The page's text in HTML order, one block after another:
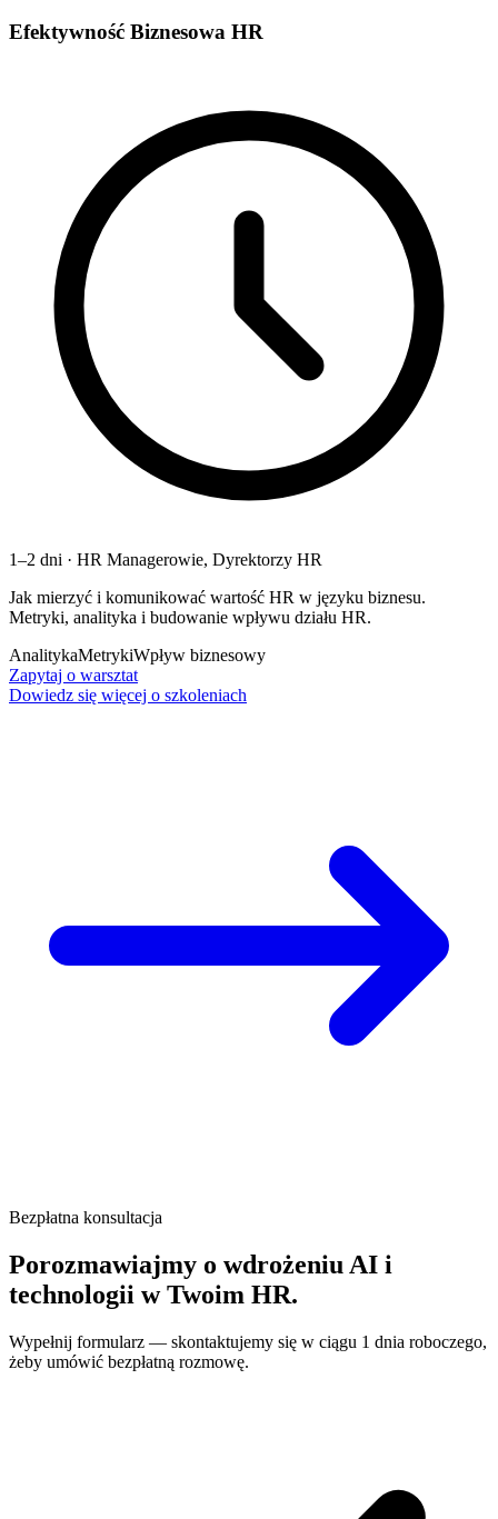
Efektywność Biznesowa HR
1–2 dni · HR Managerowie, Dyrektorzy HR
Jak mierzyć i komunikować wartość HR w języku biznesu.
Metryki, analityka i budowanie wpływu działu HR.
AnalitykaMetrykiWpływ biznesowy
Zapytaj o warsztat
Dowiedz się więcej o szkoleniach
Bezpłatna konsultacja
Porozmawiajmy o wdrożeniu AI i
technologii w Twoim HR.
Wypełnij formularz — skontaktujemy się w ciągu 1 dnia roboczego,
żeby umówić bezpłatną rozmowę.